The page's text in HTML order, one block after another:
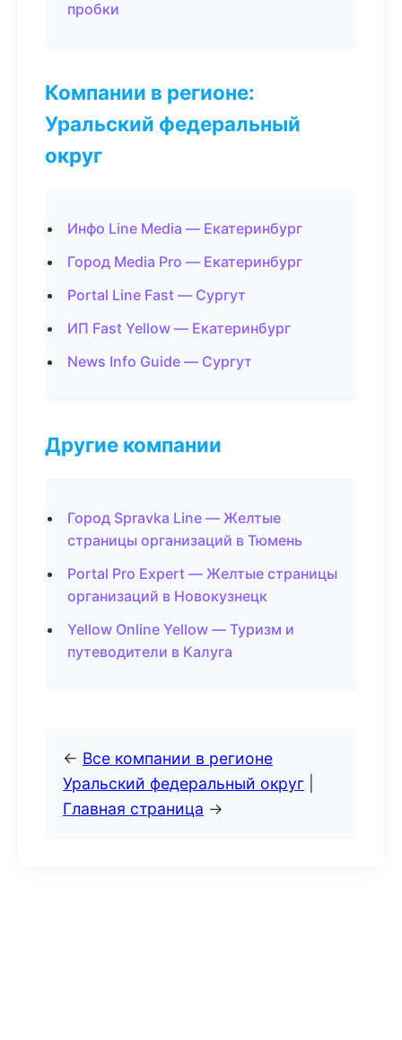
пробки
Компании в регионе:
Уральский федеральный
округ
Инфо Line Media — Екатеринбург
Город Media Pro — Екатеринбург
Portal Line Fast — Сургут
ИП Fast Yellow — Екатеринбург
News Info Guide — Сургут
Другие компании
Город Spravka Line — Желтые
страницы организаций в Тюмень
Portal Pro Expert — Желтые страницы
организаций в Новокузнецк
Yellow Online Yellow — Туризм и
путеводители в Калуга
← Все компании в регионе
Уральский федеральный округ
Главная страница →